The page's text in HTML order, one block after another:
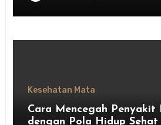
Kesehatan Mata
Cara Mencegah Penyakit
dengan Pola Hidup Sehat